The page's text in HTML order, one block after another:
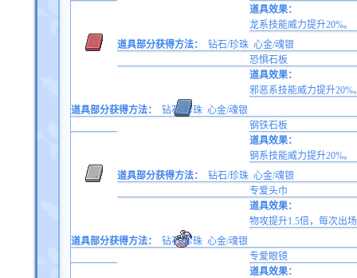
道具效果：
龙系技能威力提升20%。
道具部分获得方法：
钻石/珍珠 心金/魂银
恐惧石板
道具效果：
邪恶系技能威力提升20%
道具部分获得方法：
钻石/珍珠 心金/魂银
钢铁石板
道具效果：
钢系技能威力提升20%。
道具部分获得方法：
钻石/珍珠 心金/魂银
专爱头巾
道具效果：
物攻提升1.5倍，每次出
道具部分获得方法：
钻石/珍珠 心金/魂银
专爱眼镜
道具效果：